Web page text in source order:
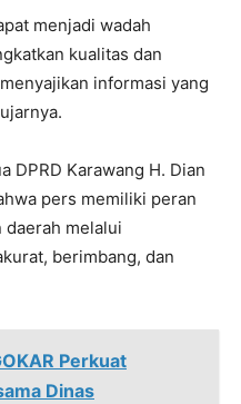
menjadi wadah
kualitas dan
informasi yang
DPRD Karawang H. Dian
pers memiliki peran
daerah melalui
berimbang, dan
Perkuat
Dinas